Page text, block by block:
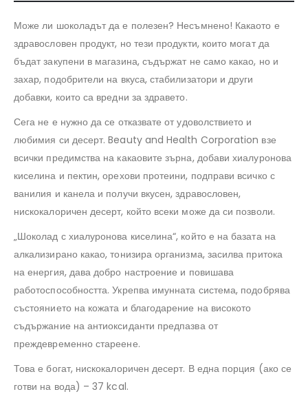
Може ли шоколадът да е полезен? Несъмнено! Какаото е
здравословен продукт, но тези продукти, които могат да
бъдат закупени в магазина, съдържат не само какао, но и
захар, подобрители на вкуса, стабилизатори и други
добавки, които са вредни за здравето.
Сега не е нужно да се отказвате от удоволствието и
любимия си десерт. Beauty and Health Corporation взе
всички предимства на какаовите зърна, добави хиалуронова
киселина и пектин, орехови протеини, подправи всичко с
ванилия и канела и получи вкусен, здравословен,
нискокалоричен десерт, който всеки може да си позволи.
„Шоколад с хиалуронова киселина“, който е на базата на
алкализирано какао, тонизира организма, засилва притока
на енергия, дава добро настроение и повишава
работоспособността. Укрепва имунната система, подобрява
състоянието на кожата и благодарение на високото
съдържание на антиоксиданти предпазва от
преждевременно стареене.
Това е богат, нискокалоричен десерт. В една порция (ако се
готви на вода) – 37 kcal.